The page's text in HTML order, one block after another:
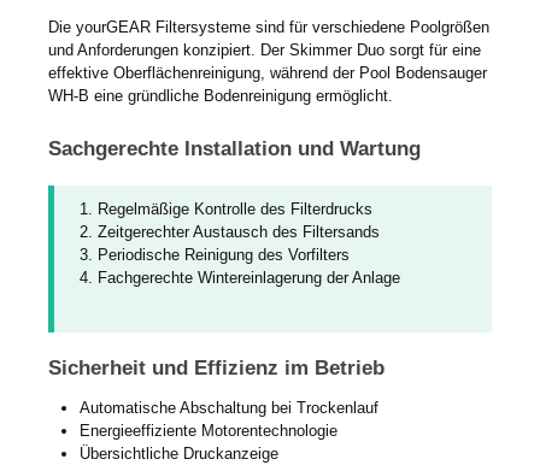
Die yourGEAR Filtersysteme sind für verschiedene Poolgrößen
und Anforderungen konzipiert. Der Skimmer Duo sorgt für eine
effektive Oberflächenreinigung, während der Pool Bodensauger
WH-B eine gründliche Bodenreinigung ermöglicht.
Sachgerechte Installation und Wartung
Regelmäßige Kontrolle des Filterdrucks
Zeitgerechter Austausch des Filtersands
Periodische Reinigung des Vorfilters
Fachgerechte Wintereinlagerung der Anlage
Sicherheit und Effizienz im Betrieb
Automatische Abschaltung bei Trockenlauf
Energieeffiziente Motorentechnologie
Übersichtliche Druckanzeige